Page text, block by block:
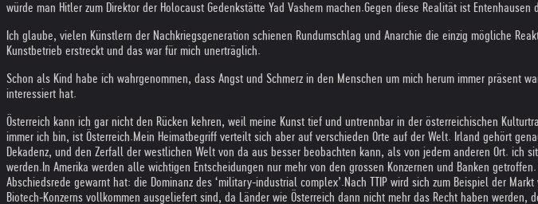
würde man Hitler zum Direktor der Holocaust Gedenkstätte Yad Vashem machen.Gegen diese Realität ist Entenhausen
Ich glaube, vielen Künstlern der Nachkriegsgeneration schienen Rundumschlag und Anarchie die einzig mögliche
Kunstbetrieb erstreckt und das war für mich unerträglich.
Schon als Kind habe ich wahrgenommen, dass Angst und Schmerz in den Menschen um mich herum immer präsent
interessiert hat.
Österreich kann ich gar nicht den Rücken kehren, weil meine Kunst tief und untrennbar in der österreichischen
immer ich bin, ist Österreich.Mein Heimatbegriff verteilt sich aber auf verschieden Orte auf der Welt. Irland gehört
Dekadenz, und den Zerfall der westlichen Welt von da aus besser beobachten kann, als von jedem anderen Ort.
werden. In Amerika werden alle wichtigen Entscheidungen nur mehr von den grossen Konzernen und Banken
Abschiedsrede gewarnt hat: die Dominanz des ‘military-industrial complex’.Nach TTIP wird sich zum Beispiel der
Biotech-Konzerns vollkommen ausgeliefert sind, da Länder wie Österreich dann nicht mehr das Recht haben werden,